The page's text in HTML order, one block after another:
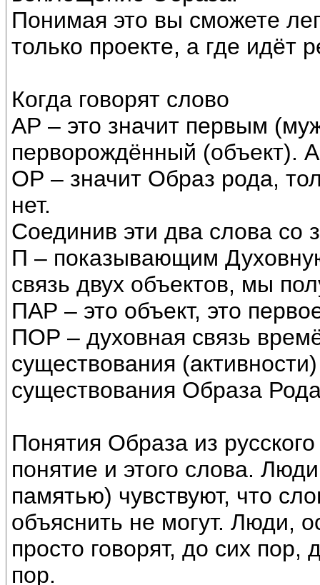
Понимая это вы сможете
только проекте, а где идёт
Когда говорят слово
АР – это значит первым
перворождённый (объект).
ОР – значит Образ рода,
нет.
Соединив эти два слова со
П – показывающим
связь двух объектов, мы
ПАР – это объект, это
ПОР – духовная связь
существования
существования Образа
Понятия Образа из
понятие и этого слова.
памятью) чувствуют, что
объяснить не могут. Люди,
просто говорят, до сих пор,
пор.